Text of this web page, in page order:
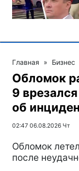
Главная » Бизнес
Обломок
9
об
02:47 06.08.2026 Чт
Обломок
после